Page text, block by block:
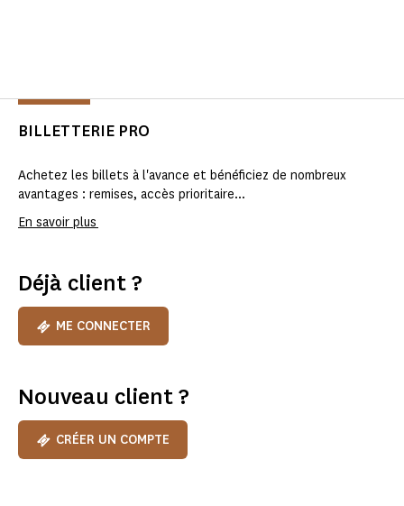
BILLETTERIE PRO
Achetez les billets à l'avance et bénéficiez de nombreux
avantages : remises, accès prioritaire...
En savoir plus
Déjà client ?
ME CONNECTER
Nouveau client ?
CRÉER UN COMPTE